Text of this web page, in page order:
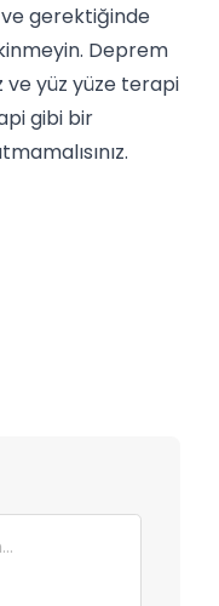
gerektiğinde
Deprem
ve yüz yüze terapi
gibi bir